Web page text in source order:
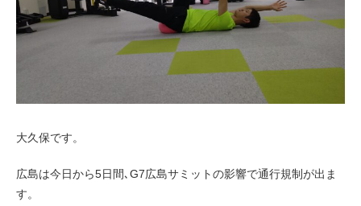
お客様の声（男性）
大久保です。
広島は今日から5日間､G7広島サミットの影響で通行規制が出ま
す。